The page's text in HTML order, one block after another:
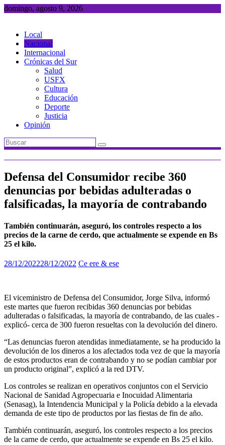
Saltar
domingo, agosto 9, 2026
Local
Nacional
Internacional
Crónicas del Sur
Salud
USFX
Cultura
Educación
Deporte
Justicia
Opinión
Defensa del Consumidor recibe 360
denuncias por bebidas adulteradas o
falsificadas, la mayoría de contrabando
También continuarán, aseguró, los controles respecto a los
precios de la carne de cerdo, que actualmente se expende en Bs
25 el kilo.
28/12/202228/12/2022 Ce ere & ese
El viceministro de Defensa del Consumidor, Jorge Silva, informó
este martes que fueron recibidas 360 denuncias por bebidas
adulteradas o falsificadas, la mayoría de contrabando, de las cuales -
explicó- cerca de 300 fueron resueltas con la devolución del dinero.
“Las denuncias fueron atendidas inmediatamente, se ha producido la
devolución de los dineros a los afectados toda vez de que la mayoría
de estos productos eran de contrabando y no se podían cambiar por
un producto original”, explicó a la red DTV.
Los controles se realizan en operativos conjuntos con el Servicio
Nacional de Sanidad Agropecuaria e Inocuidad Alimentaria
(Senasag), la Intendencia Municipal y la Policía debido a la elevada
demanda de este tipo de productos por las fiestas de fin de año.
También continuarán, aseguró, los controles respecto a los precios
de la carne de cerdo, que actualmente se expende en Bs 25 el kilo.